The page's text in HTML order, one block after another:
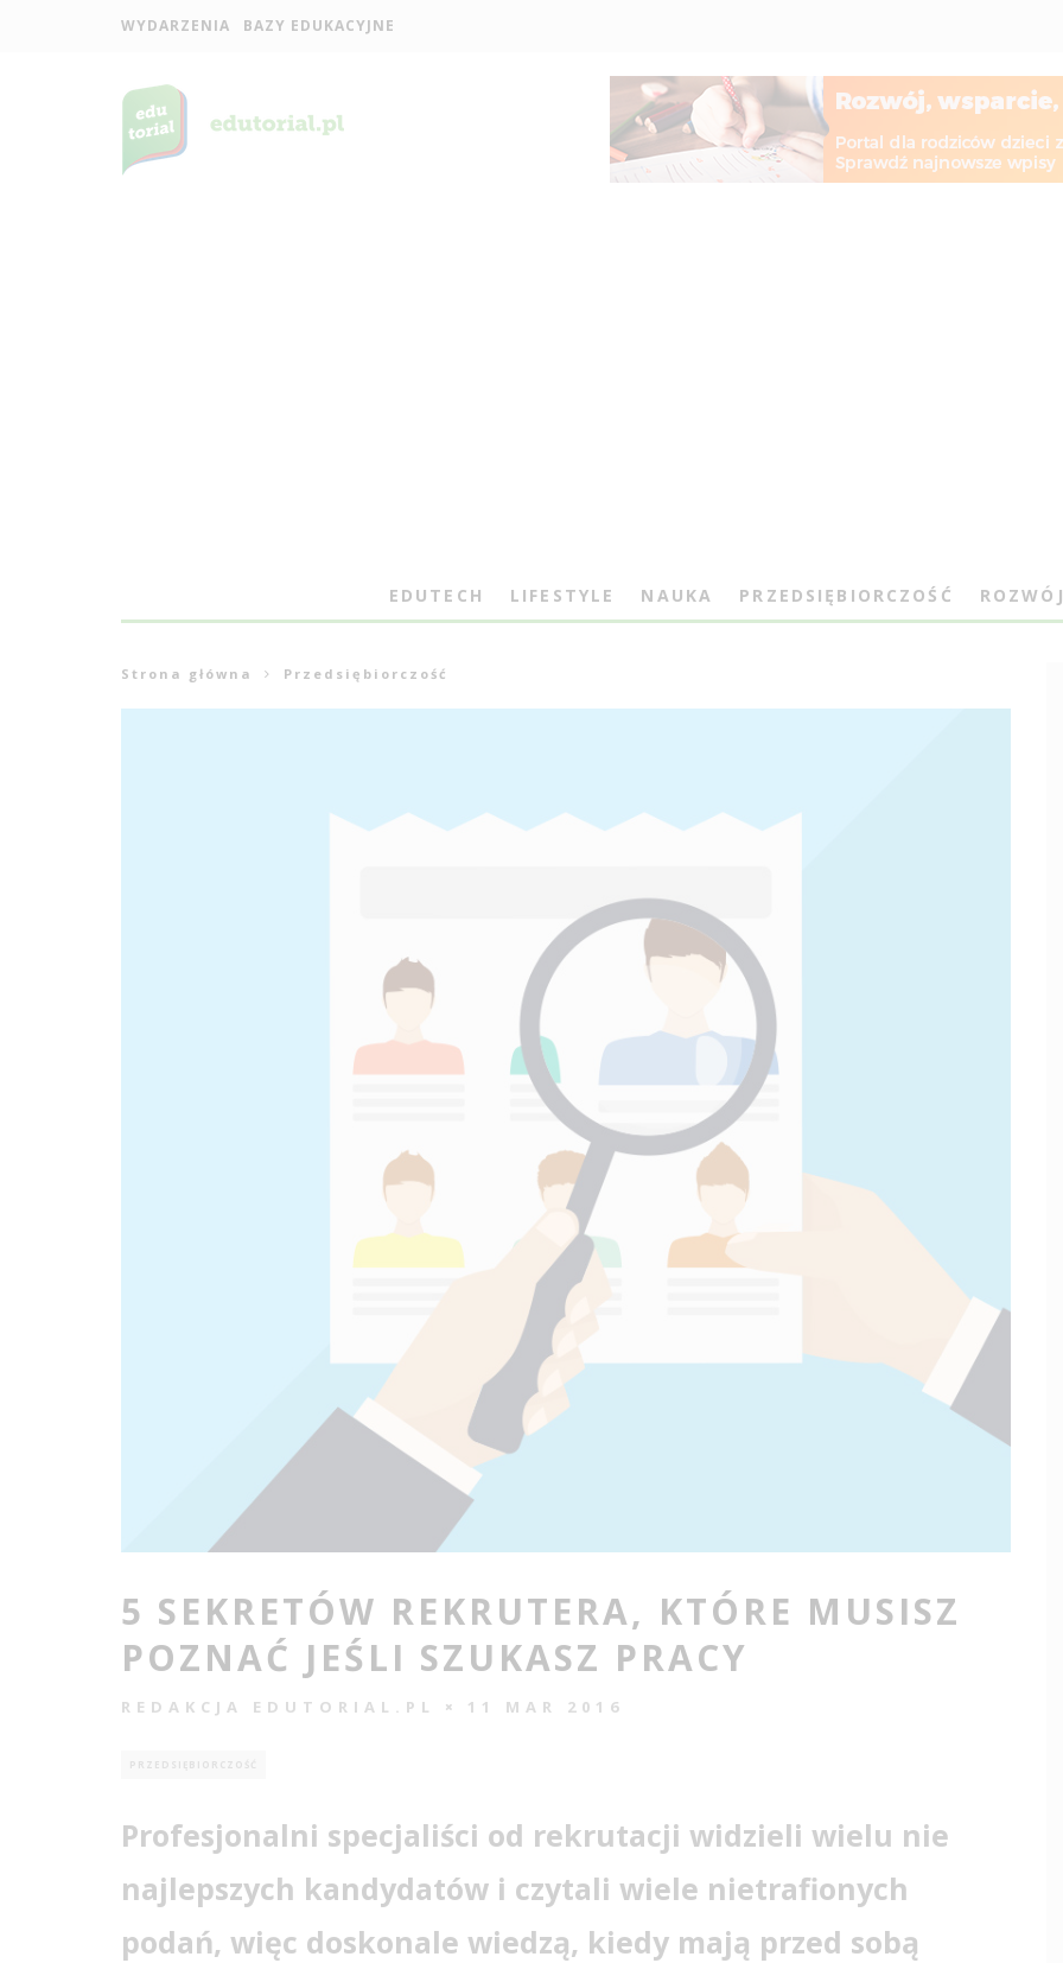
WYDARZENIA BAZY EDUKACYJNE
EDUTECH LIFESTYLE NAUKA PRZEDSIĘBIORCZOŚĆ ROZWÓJ
Strona główna Przedsiębiorczość
5 SEKRETÓW REKRUTERA, KTÓRE MUSISZ
POZNAĆ JEŚLI SZUKASZ PRACY
REDAKCJA EDUTORIAL.PL 11 MAR 2016
PRZEDSIĘBIORCZOŚĆ
Profesjonalni specjaliści od rekrutacji widzieli wielu nie
najlepszych kandydatów i czytali wiele nietrafionych
podań, więc doskonale wiedzą, kiedy mają przed sobą